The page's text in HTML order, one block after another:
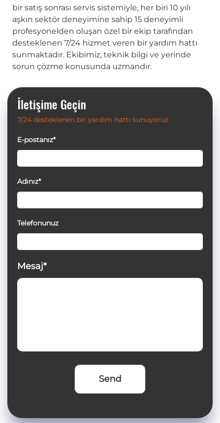
bir satış sonrası servis sistemiyle, her biri 10 yılı
aşkın sektör deneyimine sahip 15 deneyimli
profesyonelden oluşan özel bir ekip tarafından
desteklenen 7/24 hizmet veren bir yardım hattı
sunmaktadır. Ekibimiz, teknik bilgi ve yerinde
sorun çözme konusunda uzmandır.
İletişime Geçin
7/24 desteklenen bir yardım hattı sunuyoruz
E-postanız*
Adınız*
Telefonunuz
Mesaj*